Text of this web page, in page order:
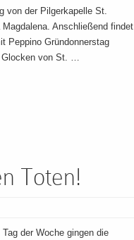
von der Pilgerkapelle St.
Anschließend findet
Peppino Gründonnerstag
Glocken von St. …
Toten!
der Woche gingen die